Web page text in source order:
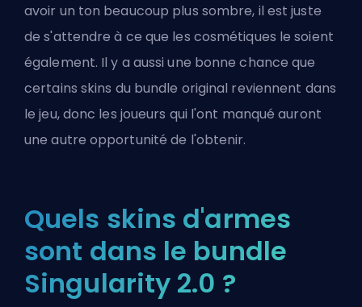
avoir un ton beaucoup plus sombre, il est juste
de s'attendre à ce que les cosmétiques le soient
également. Il y a aussi une bonne chance que
certains skins du bundle original reviennent dans
le jeu, donc les joueurs qui l'ont manqué auront
une autre opportunité de l'obtenir.
Quels skins d'armes
sont dans le bundle
Singularity 2.0 ?